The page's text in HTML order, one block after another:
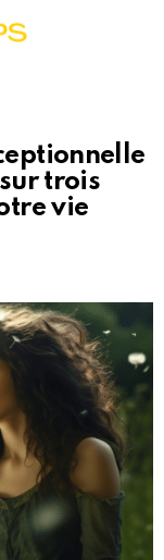
trois
vie